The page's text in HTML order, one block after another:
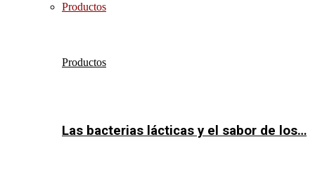
Productos
Productos
Las bacterias lácticas y el sabor de los…